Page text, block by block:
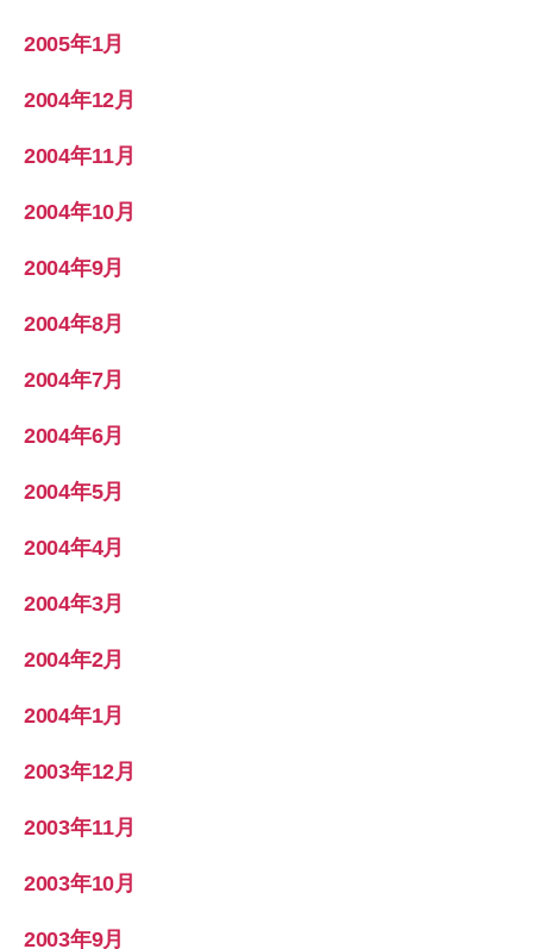
2005年1月
2004年12月
2004年11月
2004年10月
2004年9月
2004年8月
2004年7月
2004年6月
2004年5月
2004年4月
2004年3月
2004年2月
2004年1月
2003年12月
2003年11月
2003年10月
2003年9月